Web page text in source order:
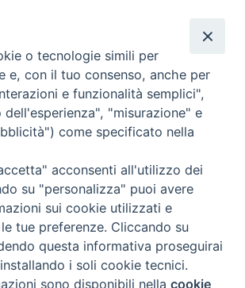
documenti):
(ufficio stampa):
©2025 Diocesi di IGLESIAS
o tecnologie simili per
e, con il tuo consenso, anche per
e funzionalità semplici",
"misurazione" e
come specificato nella
acconsenti all'utilizzo dei
su "personalizza" puoi avere
sui cookie utilizzati e
tue preferenze. Cliccando su
questa informativa proseguirai
i soli cookie tecnici.
sono disponibili nellacookie